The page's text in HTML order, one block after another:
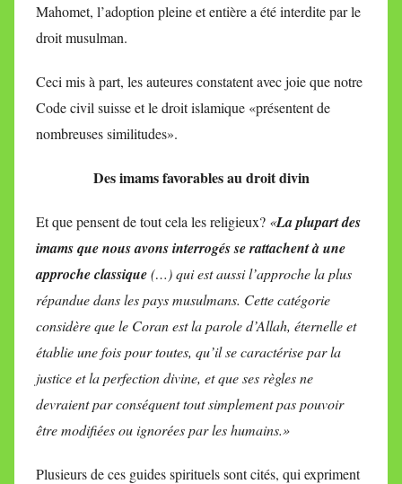
Mahomet, l’adoption pleine et entière a été interdite par le
droit musulman.
Ceci mis à part, les auteures constatent avec joie que notre
Code civil suisse et le droit islamique «présentent de
nombreuses similitudes».
Des imams favorables au droit divin
Et que pensent de tout cela les religieux? «La plupart des
imams que nous avons interrogés se rattachent à une
approche classique(…) qui est aussi l’approche la plus
répandue dans les pays musulmans. Cette catégorie
considère que le Coran est la parole d’Allah, éternelle et
établie une fois pour toutes, qu’il se caractérise par la
justice et la perfection divine, et que ses règles ne
devraient par conséquent tout simplement pas pouvoir
être modifiées ou ignorées par les humains.»
Plusieurs de ces guides spirituels sont cités, qui expriment